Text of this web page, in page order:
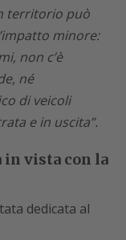
territorio può
minore:
non c’è
né
di veicoli
e in uscita”.
in vista con la
dedicata al